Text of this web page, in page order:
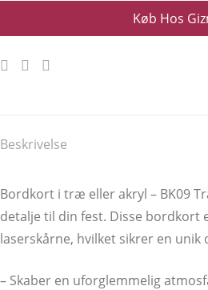
Køb Hos
Beskrivelse
Bordkort i træ eller akryl – BK09
detalje til din fest. Disse bordkort
laserskårne, hvilket sikrer en
– Skaber en uforglemmelig